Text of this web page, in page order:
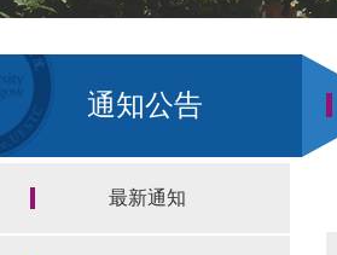
通知公告
最新通知